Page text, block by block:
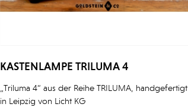
KASTENLAMPE TRILUMA 4
„Triluma 4“ aus der Reihe TRILUMA, handgefertigt
in Leipzig von Licht KG